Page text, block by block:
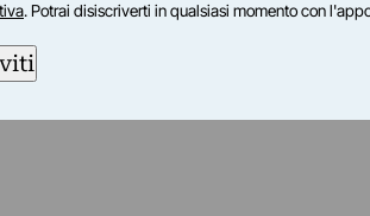
. Potrai disiscriverti in qualsiasi momento con